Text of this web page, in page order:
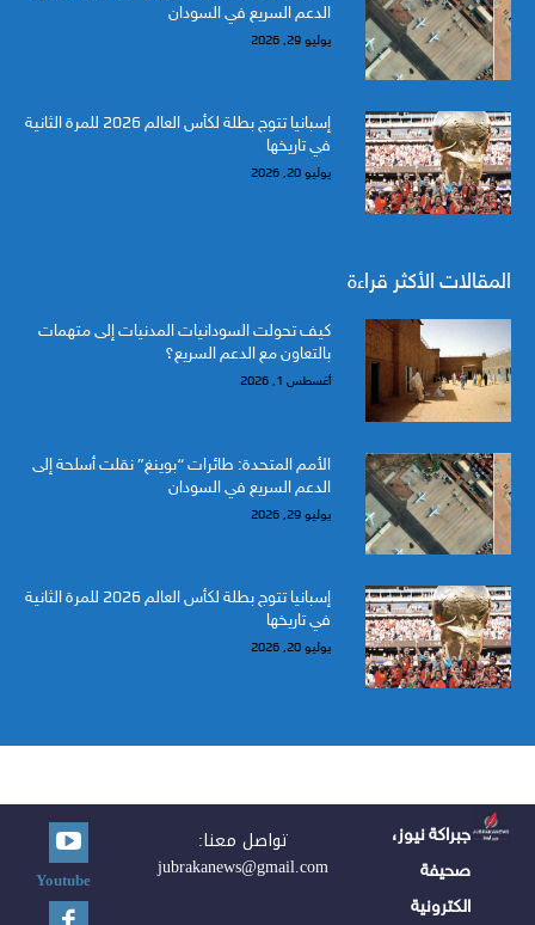
الدعم السريع في السودان
يوليو 29, 2026
إسبانيا تتوج بطلة لكأس العالم 2026 للمرة الثانية
في تاريخها
يوليو 20, 2026
المقالات الأكثر قراءة
كيف تحولت السودانيات المدنيات إلى متهمات
بالتعاون مع الدعم السريع؟
أغسطس 1, 2026
الأمم المتحدة: طائرات “بوينغ” نقلت أسلحة إلى
الدعم السريع في السودان
يوليو 29, 2026
إسبانيا تتوج بطلة لكأس العالم 2026 للمرة الثانية
في تاريخها
يوليو 20, 2026
جبراكة نيوز،
صحيفة
الكترونية
تواصل معنا:
jubrakanews@gmail.com
Youtube